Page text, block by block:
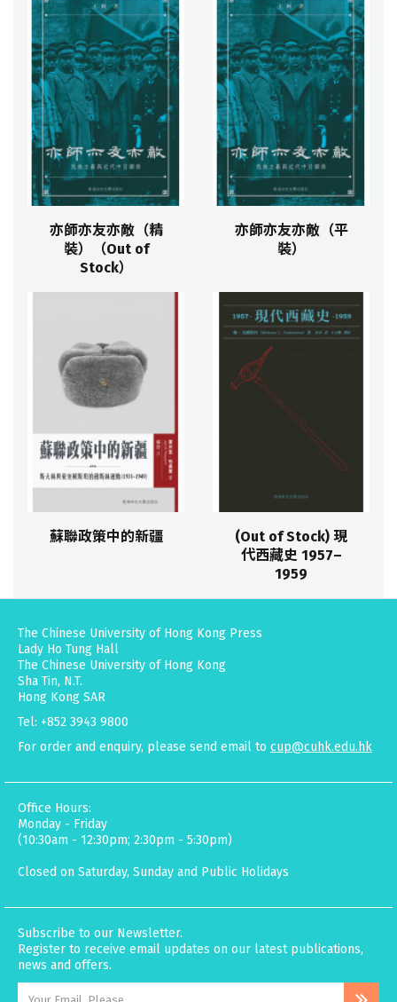
亦師亦友亦敵（精
裝）（Out of
Stock）
亦師亦友亦敵（平
裝）
蘇聯政策中的新疆
(Out of Stock) 現
代西藏史 1957–
1959
The Chinese University of Hong Kong Press
Lady Ho Tung Hall
The Chinese University of Hong Kong
Sha Tin, N.T.
Hong Kong SAR
Tel: +852 3943 9800
For order and enquiry, please send email to cup@cuhk.edu.hk
Office Hours:
Monday - Friday
(10:30am - 12:30pm; 2:30pm - 5:30pm)
Closed on Saturday, Sunday and Public Holidays
Subscribe to our Newsletter.
Register to receive email updates on our latest publications,
news and offers.